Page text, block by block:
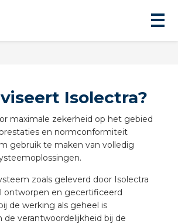
Isolectra?
maximale zekerheid op het gebied
en normconformiteit
gebruik te maken van volledig
zoals geleverd door Isolectra
ontworpen en gecertificeerd
de werking als geheel is
de verantwoordelijkheid bij de